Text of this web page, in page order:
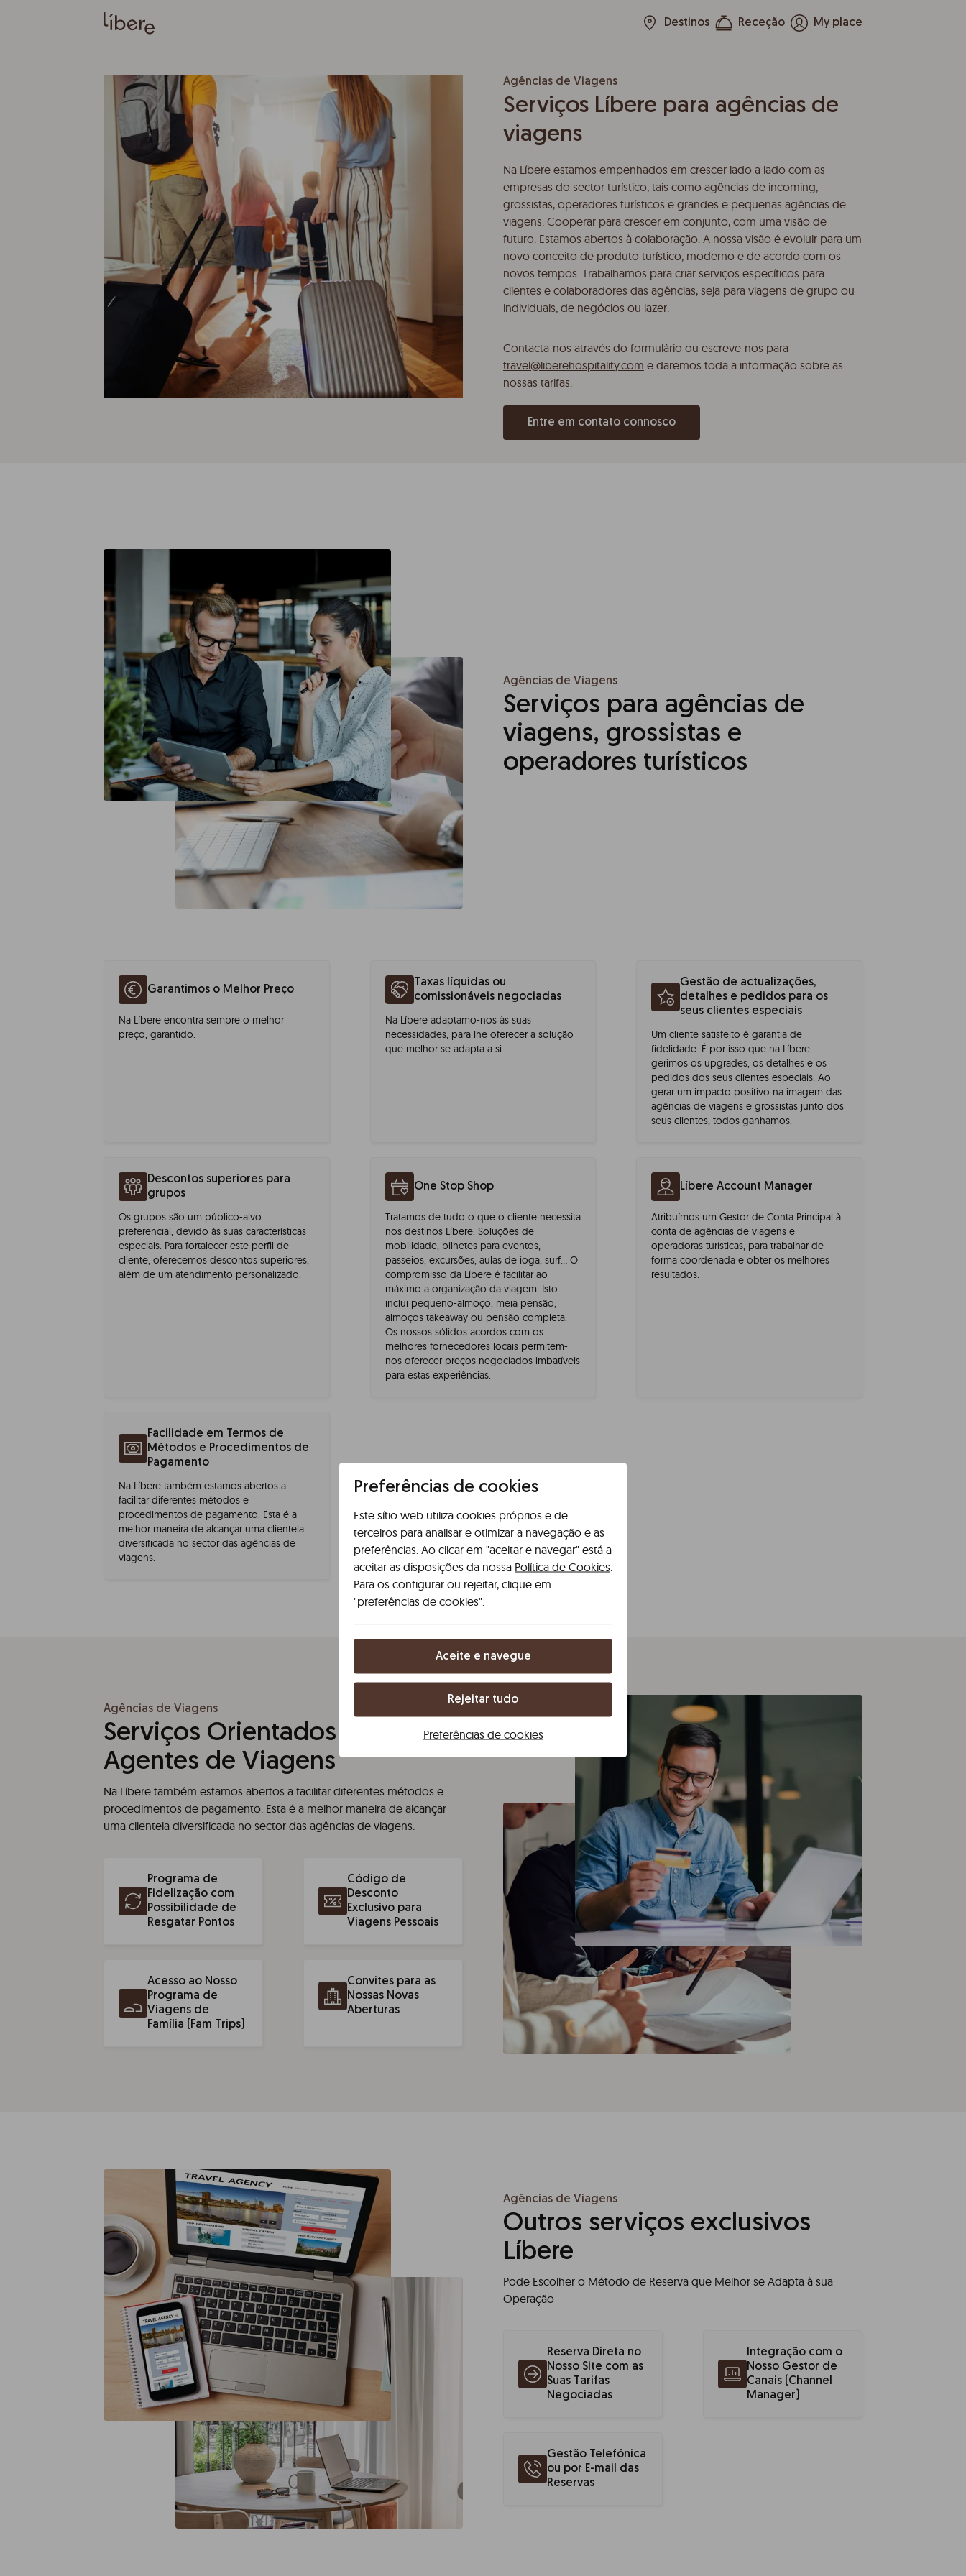
Destinos Receção My place
Agências de Viagens
Serviços Líbere para agências de
viagens
Na Líbere estamos empenhados em crescer lado a lado com as
empresas do sector turístico, tais como agências de incoming,
grossistas, operadores turísticos e grandes e pequenas agências de
viagens. Cooperar para crescer em conjunto, com uma visão de
futuro. Estamos abertos à colaboração. A nossa visão é evoluir para um
novo conceito de produto turístico, moderno e de acordo com os
novos tempos. Trabalhamos para criar serviços específicos para
clientes e colaboradores das agências, seja para viagens de grupo ou
individuais, de negócios ou lazer.
Contacta-nos através do formulário ou escreve-nos para
travel@liberehospitality.com e daremos toda a informação sobre as
nossas tarifas.
Entre em contato connosco
Agências de Viagens
Serviços para agências de
viagens, grossistas e
operadores turísticos
Garantimos o Melhor Preço
Na Líbere encontra sempre o melhor
preço, garantido.
Taxas líquidas ou
comissionáveis negociadas
Na Líbere adaptamo-nos às suas
necessidades, para lhe oferecer a solução
que melhor se adapta a si.
Gestão de actualizações,
detalhes e pedidos para os
seus clientes especiais
Um cliente satisfeito é garantia de
fidelidade. É por isso que na Líbere
gerimos os upgrades, os detalhes e os
pedidos dos seus clientes especiais. Ao
gerar um impacto positivo na imagem das
agências de viagens e grossistas junto dos
seus clientes, todos ganhamos.
Descontos superiores para
grupos
Os grupos são um público-alvo
preferencial, devido às suas características
especiais. Para fortalecer este perfil de
cliente, oferecemos descontos superiores,
além de um atendimento personalizado.
One Stop Shop
Tratamos de tudo o que o cliente necessita
nos destinos Líbere. Soluções de
mobilidade, bilhetes para eventos,
passeios, excursões, aulas de ioga, surf… O
compromisso da Líbere é facilitar ao
máximo a organização da viagem. Isto
inclui pequeno-almoço, meia pensão,
almoços takeaway ou pensão completa.
Os nossos sólidos acordos com os
melhores fornecedores locais permitem-
nos oferecer preços negociados imbatíveis
para estas experiências.
Líbere Account Manager
Atribuímos um Gestor de Conta Principal à
conta de agências de viagens e
operadoras turísticas, para trabalhar de
forma coordenada e obter os melhores
resultados.
Facilidade em Termos de
Métodos e Procedimentos de
Pagamento
Na Líbere também estamos abertos a
facilitar diferentes métodos e
procedimentos de pagamento. Esta é a
melhor maneira de alcançar uma clientela
diversificada no sector das agências de
viagens.
Agências de Viagens
Serviços Orientados para
Agentes de Viagens
Na Líbere também estamos abertos a facilitar diferentes métodos e
procedimentos de pagamento. Esta é a melhor maneira de alcançar
uma clientela diversificada no sector das agências de viagens.
Programa de
Fidelização com
Possibilidade de
Resgatar Pontos
Código de
Desconto
Exclusivo para
Viagens Pessoais
Acesso ao Nosso
Programa de
Viagens de
Família (Fam Trips)
Convites para as
Nossas Novas
Aberturas
Agências de Viagens
Outros serviços exclusivos
Líbere
Pode Escolher o Método de Reserva que Melhor se Adapta à sua
Operação
Reserva Direta no
Nosso Site com as
Suas Tarifas
Negociadas
Integração com o
Nosso Gestor de
Canais (Channel
Manager)
Gestão Telefónica
ou por E-mail das
Reservas
Preferências de cookies
Este sítio web utiliza cookies próprios e de
terceiros para analisar e otimizar a navegação e as
preferências. Ao clicar em "aceitar e navegar" está a
aceitar as disposições da nossa Política de Cookies
Para os configurar ou rejeitar, clique em
"preferências de cookies".
Aceite e navegue
Rejeitar tudo
Preferências de cookies